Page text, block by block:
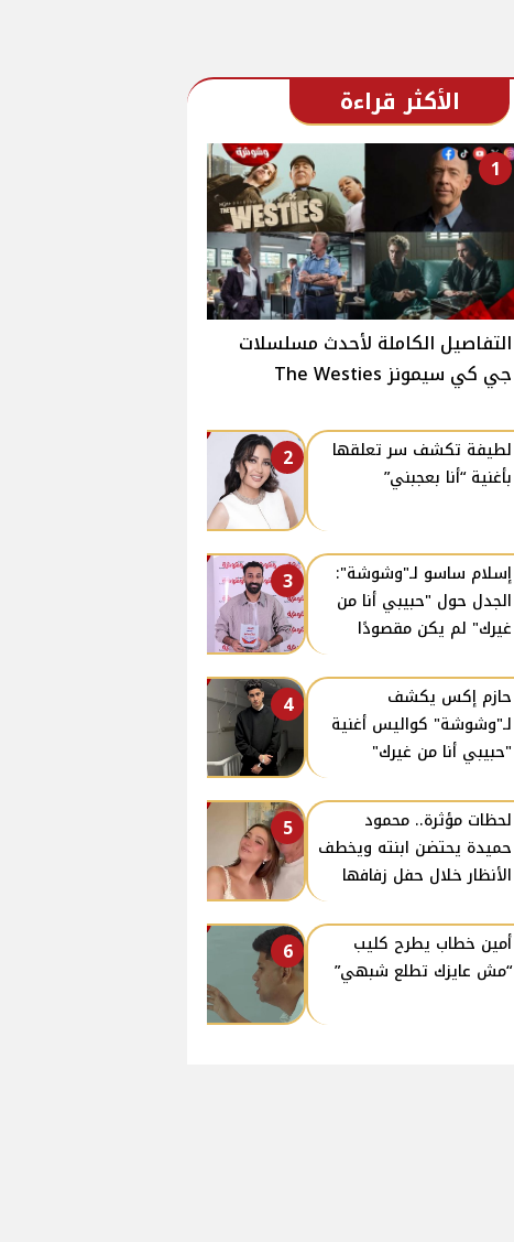
الأكثر قراءة
1
التفاصيل الكاملة لأحدث مسلسلات
جي كي سيمونز The Westies
2
لطيفة تكشف سر تعلقها
بأغنية “أنا بعجبني”
3
إسلام ساسو لـ"وشوشة":
الجدل حول "حبيبي أنا من
غيرك" لم يكن مقصودًا
4
حازم إكس يكشف
لـ"وشوشة" كواليس أغنية
"حبيبي أنا من غيرك"
5
لحظات مؤثرة.. محمود
حميدة يحتضن ابنته ويخطف
الأنظار خلال حفل زفافها
6
أمين خطاب يطرح كليب
“مش عايزك تطلع شبهي”